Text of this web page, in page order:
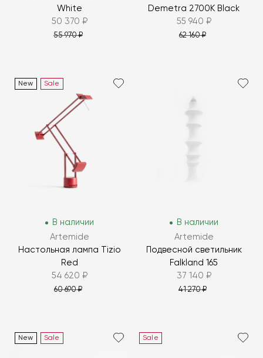
White
50 370 ₽
55 970 ₽
Demetra 2700K Black
55 940 ₽
62 160 ₽
New Sale
В наличии
Artemide
Настольная лампа Tizio
Red
54 620 ₽
60 690 ₽
В наличии
Artemide
Подвесной светильник
Falkland 165
37 140 ₽
41 270 ₽
New Sale Sale